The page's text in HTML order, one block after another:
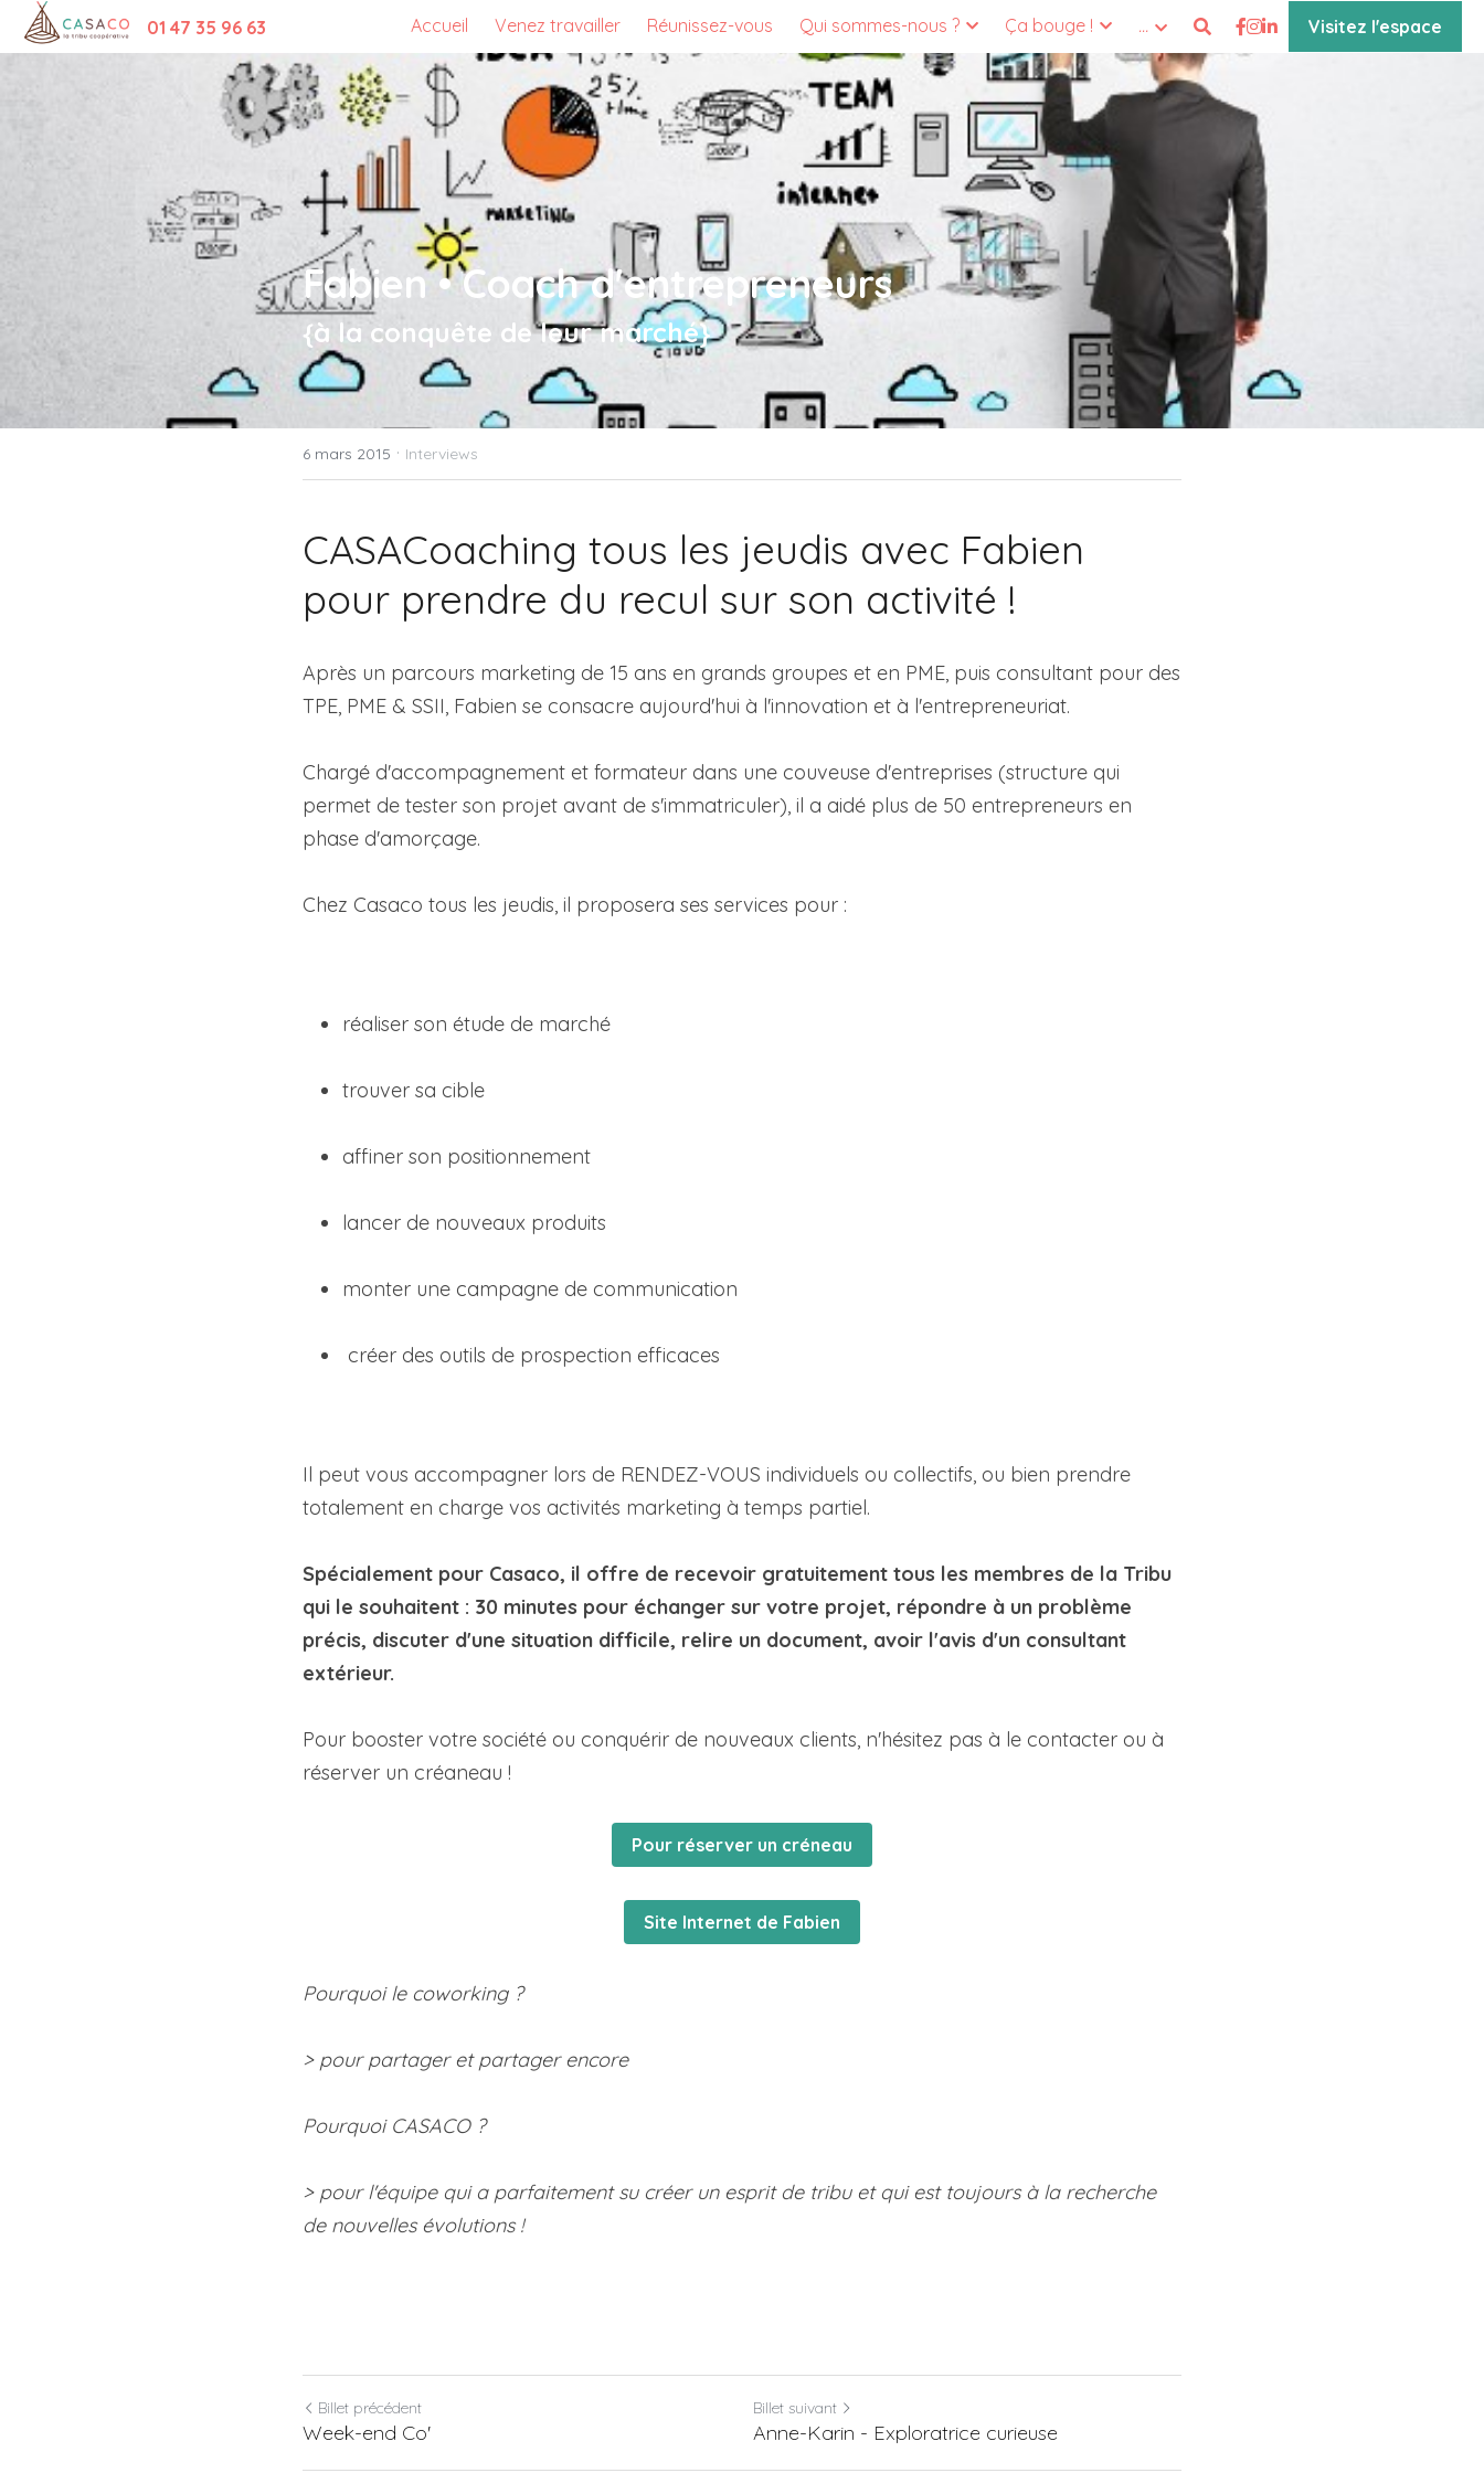
01 47 35 96 63 Accueil Venez travailler Réunissez-vous Qui sommes-nous ? Ça bouge ! … Visitez l'espace
Fabien • Coach d'entrepreneurs
{à la conquête de leur marché}
6 mars 2015 · Interviews
CASACoaching tous les jeudis avec Fabien
pour prendre du recul sur son activité !
Après un parcours marketing de 15 ans en grands groupes et en PME, puis consultant pour des
TPE, PME & SSII, Fabien se consacre aujourd'hui à l'innovation et à l'entrepreneuriat.
Chargé d'accompagnement et formateur dans une couveuse d'entreprises (structure qui
permet de tester son projet avant de s'immatriculer), il a aidé plus de 50 entrepreneurs en
phase d'amorçage.
Chez Casaco tous les jeudis, il proposera ses services pour :
réaliser son étude de marché
trouver sa cible
affiner son positionnement
lancer de nouveaux produits
monter une campagne de communication
créer des outils de prospection efficaces
Il peut vous accompagner lors de RENDEZ-VOUS individuels ou collectifs, ou bien prendre
totalement en charge vos activités marketing à temps partiel.
Spécialement pour Casaco, il offre de recevoir gratuitement tous les membres de la Tribu
qui le souhaitent : 30 minutes pour échanger sur votre projet, répondre à un problème
précis, discuter d'une situation difficile, relire un document, avoir l'avis d'un consultant
extérieur.
Pour booster votre société ou conquérir de nouveaux clients, n'hésitez pas à le contacter ou à
réserver un créaneau !
Pour réserver un créneau
Site Internet de Fabien
Pourquoi le coworking ?
> pour partager et partager encore
Pourquoi CASACO ?
> pour l'équipe qui a parfaitement su créer un esprit de tribu et qui est toujours à la recherche
de nouvelles évolutions !
Billet précédent
Week-end Co'
Billet suivant
Anne-Karin - Exploratrice curieuse